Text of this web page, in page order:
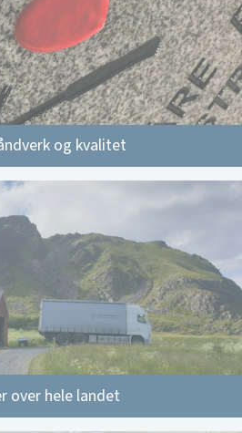
og kvalitet
over hele landet